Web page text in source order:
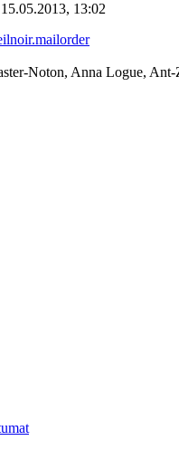
15.05.2013, 13:02
Noton, Anna Logue,